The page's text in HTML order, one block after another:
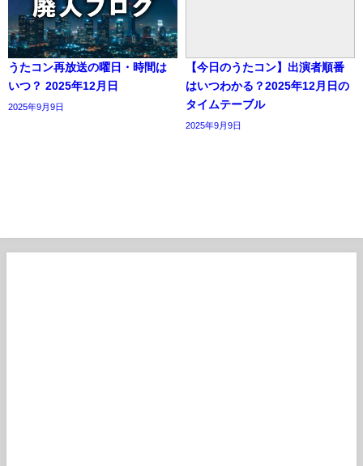
うたコン再放送の曜日・時間は
いつ？ 2025年12月日
2025年9月9日
【今日のうたコン】出演者順番
はいつわかる？2025年12月日の
タイムテーブル
2025年9月9日